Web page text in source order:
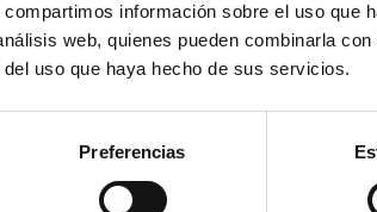
información sobre el uso que
web, quienes pueden combinarla
uso que haya hecho de sus servicios.
Preferencias